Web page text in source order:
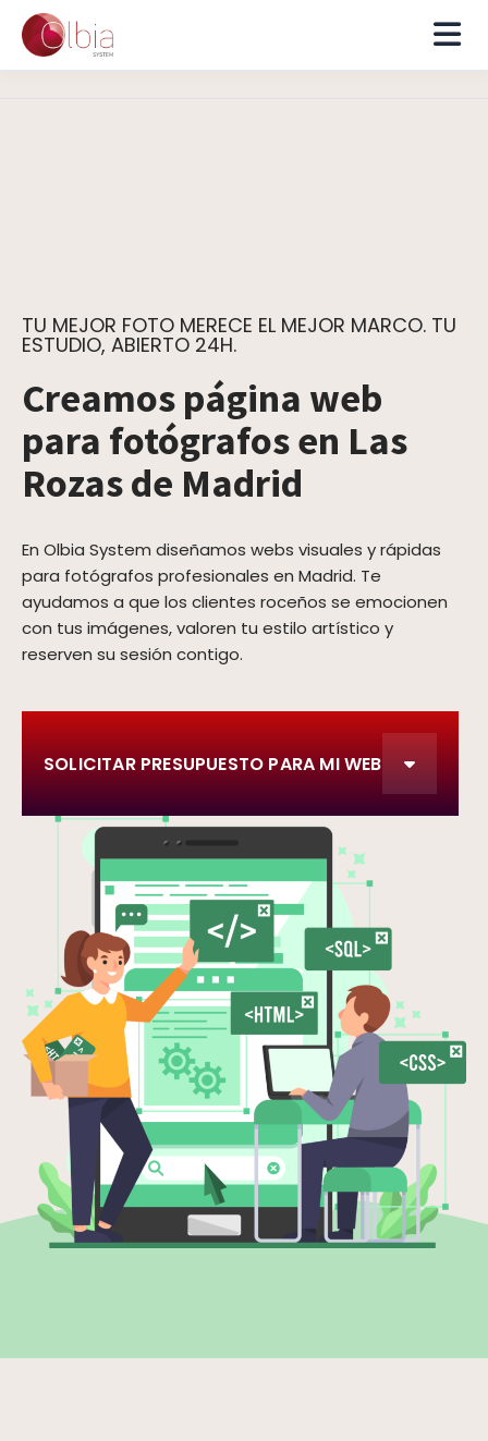
TU MEJOR FOTO MERECE EL MEJOR MARCO. TU
ESTUDIO, ABIERTO 24H.
Creamos página web
para fotógrafos en Las
Rozas de Madrid
En Olbia System diseñamos webs visuales y rápidas
para fotógrafos profesionales en Madrid. Te
ayudamos a que los clientes roceños se emocionen
con tus imágenes, valoren tu estilo artístico y
reserven su sesión contigo.
SOLICITAR PRESUPUESTO PARA MI WEB